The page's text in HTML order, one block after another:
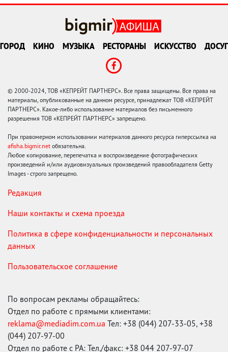
ГОРОД КИНО МУЗЫКА РЕСТОРАНЫ ИСКУССТВО ДОСУГ
© 2000-2024, ТОВ «КЕПРЕЙТ ПАРТНЕРС». Все права защищены. Все права на
материалы, опубликованные на данном ресурсе, принадлежат ТОВ «КЕПРЕЙТ
ПАРТНЕРС». Какое-либо использование материалов без письменного
разрешения ТОВ «КЕПРЕЙТ ПАРТНЕРС» запрещено.
При правомерном использовании материалов данного ресурса гиперссылка на
afisha.bigmir.net обязательна.
Любое копирование, перепечатка и воспроизведение фотографических
произведений и/или аудиовизуальных произведений правообладателя Getty
Images - строго запрещено.
Редакция
Наши контакты и схема проезда
Политика в сфере конфиденциальности и персональных
данных
Пользовательское соглашение
По вопросам рекламы обращайтесь:
Отдел по работе с прямыми клиентами:
reklama@mediadim.com.ua Тел: +38 (044) 207-33-05, +38
(044) 207-97-00
Отдел по работе с РА: Тел./факс: +38 044 207-97-07